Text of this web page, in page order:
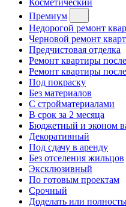
Косметический
Премиум
Недорогой ремонт
Черновой ремонт
Предчистовая отделка
Ремонт квартиры
Ремонт квартиры
Под покраску
Без материалов
С стройматериалами
В срок за 2 месяца
Бюджетный и эконом
Декоративный
Под сдачу в аренду
Без отселения жильцов
Эксклюзивный
По готовым проектам
Срочный
Доделать или